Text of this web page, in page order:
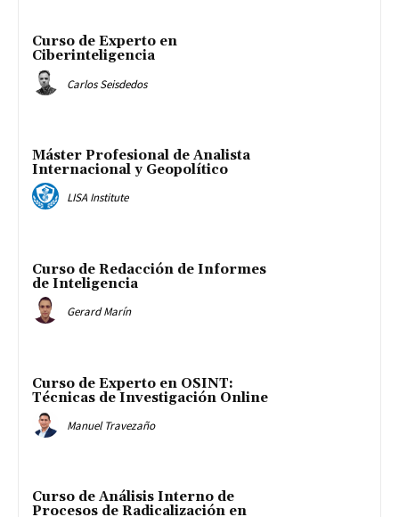
Curso de Experto en
Ciberinteligencia
Carlos Seisdedos
Máster Profesional de Analista
Internacional y Geopolítico
LISA Institute
Curso de Redacción de Informes
de Inteligencia
Gerard Marín
Curso de Experto en OSINT:
Técnicas de Investigación Online
Manuel Travezaño
Curso de Análisis Interno de
Procesos de Radicalización en